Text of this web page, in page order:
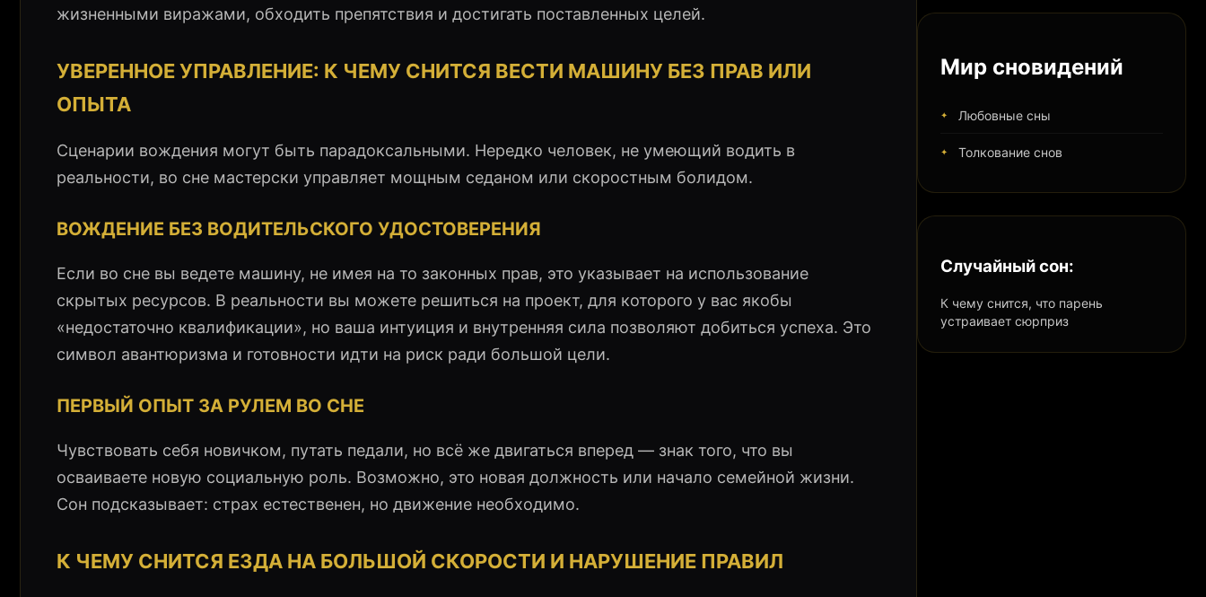
жизненными виражами, обходить препятствия и достигать поставленных целей.
УВЕРЕННОЕ УПРАВЛЕНИЕ: К ЧЕМУ СНИТСЯ ВЕСТИ МАШИНУ БЕЗ ПРАВ ИЛИ
ОПЫТА
Сценарии вождения могут быть парадоксальными. Нередко человек, не умеющий водить в
реальности, во сне мастерски управляет мощным седаном или скоростным болидом.
ВОЖДЕНИЕ БЕЗ ВОДИТЕЛЬСКОГО УДОСТОВЕРЕНИЯ
Если во сне вы ведете машину, не имея на то законных прав, это указывает на использование
скрытых ресурсов. В реальности вы можете решиться на проект, для которого у вас якобы
«недостаточно квалификации», но ваша интуиция и внутренняя сила позволяют добиться успеха. Это
символ авантюризма и готовности идти на риск ради большой цели.
ПЕРВЫЙ ОПЫТ ЗА РУЛЕМ ВО СНЕ
Чувствовать себя новичком, путать педали, но всё же двигаться вперед — знак того, что вы
осваиваете новую социальную роль. Возможно, это новая должность или начало семейной жизни.
Сон подсказывает: страх естественен, но движение необходимо.
К ЧЕМУ СНИТСЯ ЕЗДА НА БОЛЬШОЙ СКОРОСТИ И НАРУШЕНИЕ ПРАВИЛ
Мир сновидений
Любовные сны
Толкование снов
Случайный сон:
К чему снится, что парень
устраивает сюрприз